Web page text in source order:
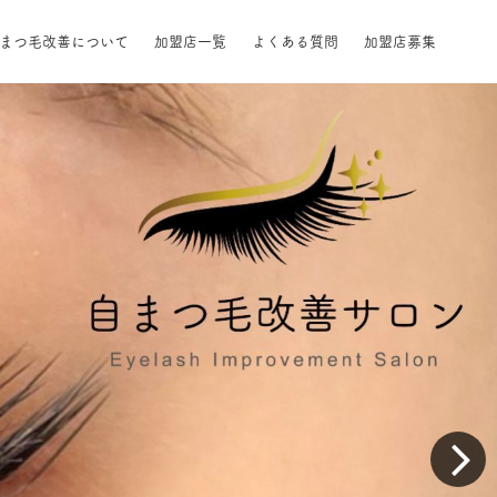
つ毛改善について 加盟店一覧 よくある質問 加盟店募集